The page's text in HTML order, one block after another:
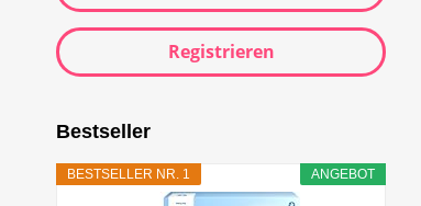
Registrieren
Bestseller
ANGEBOT
BESTSELLER NR. 1